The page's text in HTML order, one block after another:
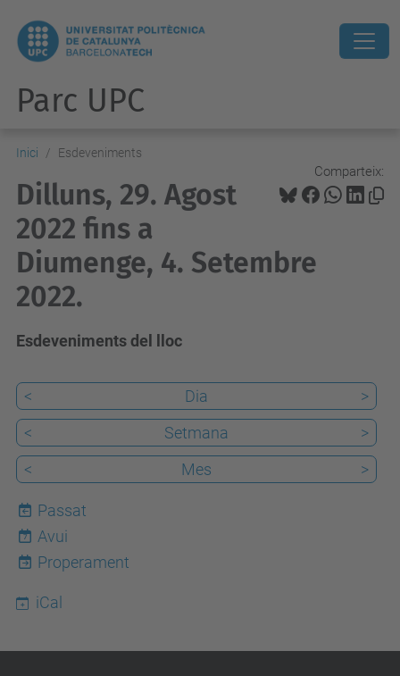
Parc UPC
Inici Esdeveniments
Comparteix:
Dilluns, 29. Agost
2022 fins a
Diumenge, 4. Setembre
2022.
Esdeveniments del lloc
< Dia
>
<
Setmana
>
<
Mes >
Passat
7
Avui
Properament
iCal